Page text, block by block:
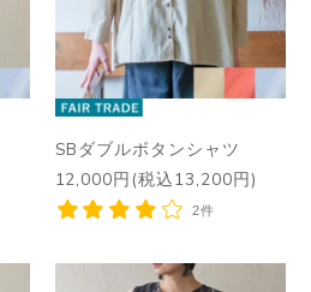
SBダブルボタンシャツ
12,000円(税込13,200円)
2件